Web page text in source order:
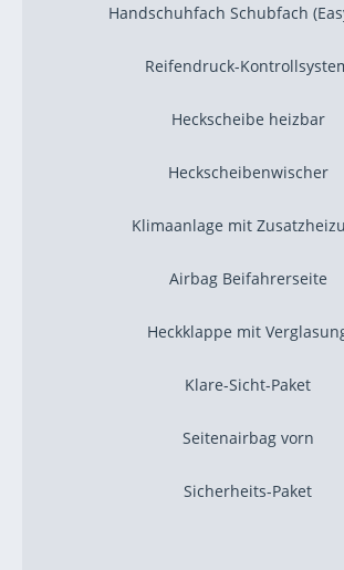
Handschuhfach Schubfach
Reifendruck-
Heckscheibe heizbar
Heckscheibenwischer
Klimaanlage mit
Airbag Beifahrerseite
Heckklappe mit
Klare-Sicht-Paket
Seitenairbag vorn
Sicherheits-Paket